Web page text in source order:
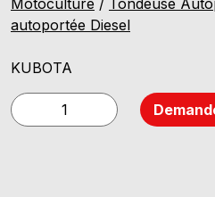
autoportée Diesel
KUBOTA
quantité
de